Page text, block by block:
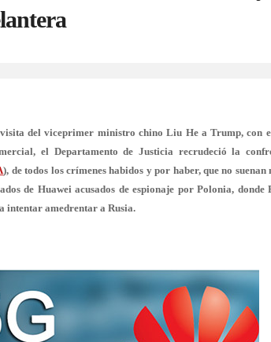
del viceprimer ministro chino Liu He a Trump, con
el Departamento de Justicia recrudeció la
), de todos los crímenes habidos y por haber, que no suenan
de Huawei acusados de espionaje por Polonia, donde
intentar amedrentar a Rusia.